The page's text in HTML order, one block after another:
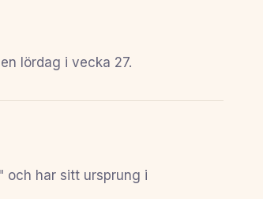
lördag i vecka 27.
och har sitt ursprung i